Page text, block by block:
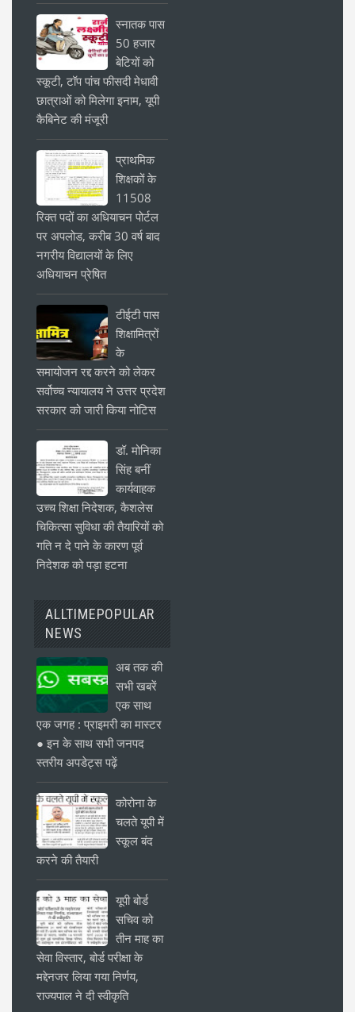
स्नातक पास
50 हजार
बेटियों को
स्कूटी, टॉप पांच फीसदी मेधावी
छात्राओं को मिलेगा इनाम, यूपी
कैबिनेट की मंजूरी
प्राथमिक
शिक्षकों के
11508
रिक्त पदों का अधियाचन पोर्टल
पर अपलोड, करीब 30 वर्ष बाद
नगरीय विद्यालयों के लिए
अधियाचन प्रेषित
टीईटी पास
शिक्षामित्रों
के
समायोजन रद्द करने को लेकर
सर्वोच्च न्यायालय ने उत्तर प्रदेश
सरकार को जारी किया नोटिस
डॉ. मोनिका
सिंह बनीं
कार्यवाहक
उच्च शिक्षा निदेशक, कैशलेस
चिकित्सा सुविधा की तैयारियों को
गति न दे पाने के कारण पूर्व
निदेशक को पड़ा हटना
ALLTIMEPOPULAR
NEWS
अब तक की
सभी खबरें
एक साथ
एक जगह : प्राइमरी का मास्टर
● इन के साथ सभी जनपद
स्तरीय अपडेट्स पढ़ें
कोरोना के
चलते यूपी में
स्कूल बंद
करने की तैयारी
यूपी बोर्ड
सचिव को
तीन माह का
सेवा विस्तार, बोर्ड परीक्षा के
मद्देनजर लिया गया निर्णय,
राज्यपाल ने दी स्वीकृति